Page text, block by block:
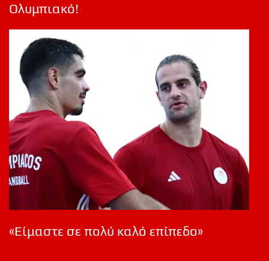
Ολυμπιακό!
«Είμαστε σε πολύ καλό επίπεδο»